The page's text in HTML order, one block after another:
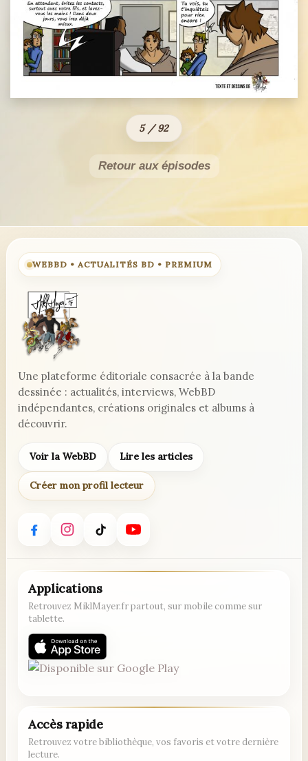
5 / 92
Retour aux épisodes
WEBBD • ACTUALITÉS BD • PREMIUM
Une plateforme éditoriale consacrée à la bande
dessinée : actualités, interviews, WebBD
indépendantes, créations originales et albums à
découvrir.
Voir la WebBD Lire les articles
Créer mon profil lecteur
Applications
Retrouvez MiklMayer.fr partout, sur mobile comme sur
tablette.
Accès rapide
Retrouvez votre bibliothèque, vos favoris et votre dernière
lecture.